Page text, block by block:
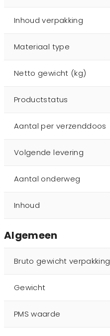
Inhoud verpakking
Materiaal type
Netto gewicht (kg)
Productstatus
Aantal per verzenddoos
Volgende levering
Aantal onderweg
Inhoud
Algemeen
Bruto gewicht verpakking
Gewicht
PMS waarde